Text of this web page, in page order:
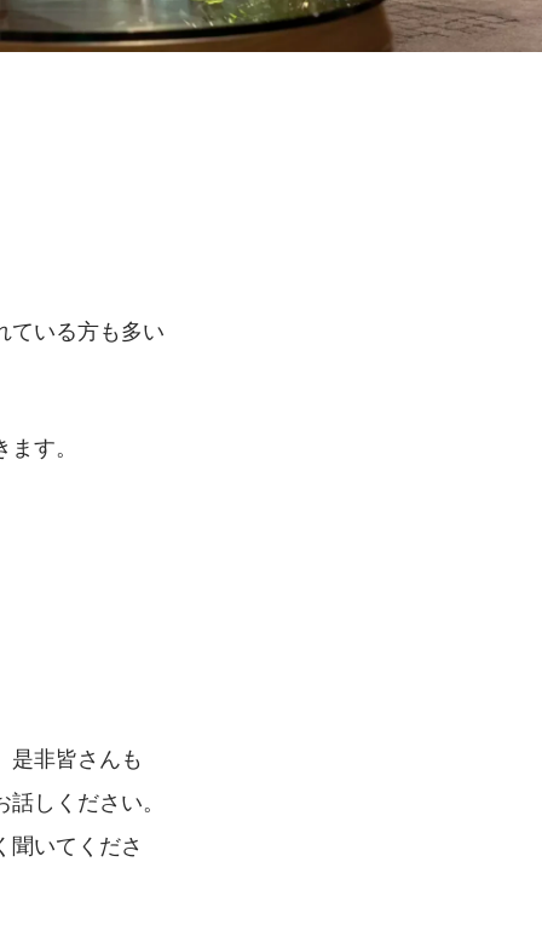
ている方も多い
す。
是非皆さんも
しください。
聞いてくださ